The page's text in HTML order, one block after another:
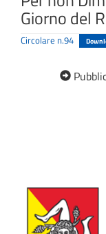
Giorno del
Circolare n.94